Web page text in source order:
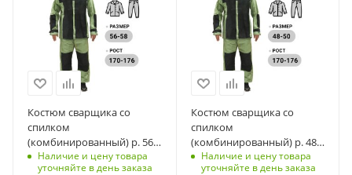
Страна изготовления
Россия
оливковые/черные
Класс защиты
Вес, кг
1.9
Костюм сварщика со
спилком
(комбинированный) р. 56-
58, 170-176 см
Наличие и цену товара
уточняйте в день заказа
Страна изготовления
Россия
оливковые/черные
Класс защиты
Вес, кг
1.9
Костюм сварщика со
спилком
(комбинированный) р. 48-
50, 170-176 см
Наличие и цену товара
уточняйте в день заказа